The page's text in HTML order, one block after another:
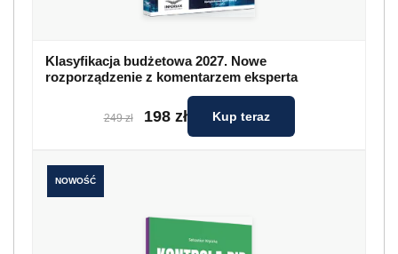
Klasyfikacja budżetowa 2027. Nowe
rozporządzenie z komentarzem eksperta
249 zł 198 zł Kup teraz
NOWOŚĆ